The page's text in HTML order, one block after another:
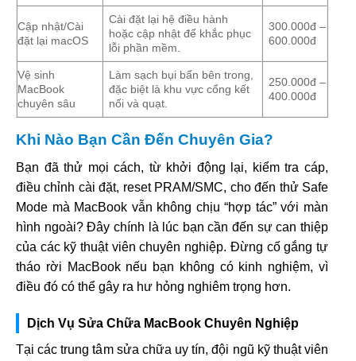
Cập nhật/Cài
đặt lại macOS
Cài đặt lại hệ điều hành
hoặc cập nhật để khắc phục
lỗi phần mềm.
300.000đ –
600.000đ
Vệ sinh
MacBook
chuyên sâu
Làm sạch bụi bẩn bên trong,
đặc biệt là khu vực cổng kết
nối và quạt.
250.000đ –
400.000đ
Khi Nào Bạn Cần Đến Chuyên Gia?
Bạn đã thử mọi cách, từ khởi động lại, kiểm tra cáp,
điều chỉnh cài đặt, reset PRAM/SMC, cho đến thử Safe
Mode mà MacBook vẫn không chịu “hợp tác” với màn
hình ngoài? Đây chính là lúc bạn cần đến sự can thiệp
của các kỹ thuật viên chuyên nghiệp. Đừng cố gắng tự
tháo rời MacBook nếu bạn không có kinh nghiệm, vì
điều đó có thể gây ra hư hỏng nghiêm trọng hơn.
Dịch Vụ Sửa Chữa MacBook Chuyên Nghiệp
Tại các trung tâm sửa chữa uy tín, đội ngũ kỹ thuật viên